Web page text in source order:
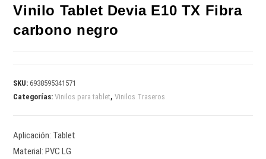
Vinilo Tablet Devia E10 TX Fibra
carbono negro
SKU:6938595341571
Categorías:Vinilos para tablet,Vinilos Traseros
Aplicación: Tablet
Material: PVC LG